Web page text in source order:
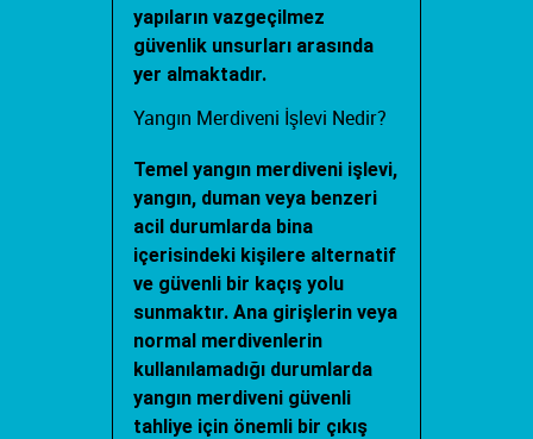
yapıların vazgeçilmez
güvenlik unsurları arasında
yer almaktadır.
Yangın Merdiveni İşlevi Nedir?
Temel yangın merdiveni işlevi,
yangın, duman veya benzeri
acil durumlarda bina
içerisindeki kişilere alternatif
ve güvenli bir kaçış yolu
sunmaktır. Ana girişlerin veya
normal merdivenlerin
kullanılamadığı durumlarda
yangın merdiveni güvenli
tahliye için önemli bir çıkış